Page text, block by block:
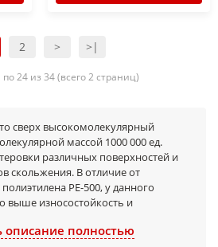
2 > >|
24 из 34 (всего 2 страниц)
сверх высокомолекулярный
массой 1000 000 ед.
различных поверхностей и
скольжения. В отличие от
PE-500, у данного
выше износостойкость и
различаются, в зависимости от
описание полностью